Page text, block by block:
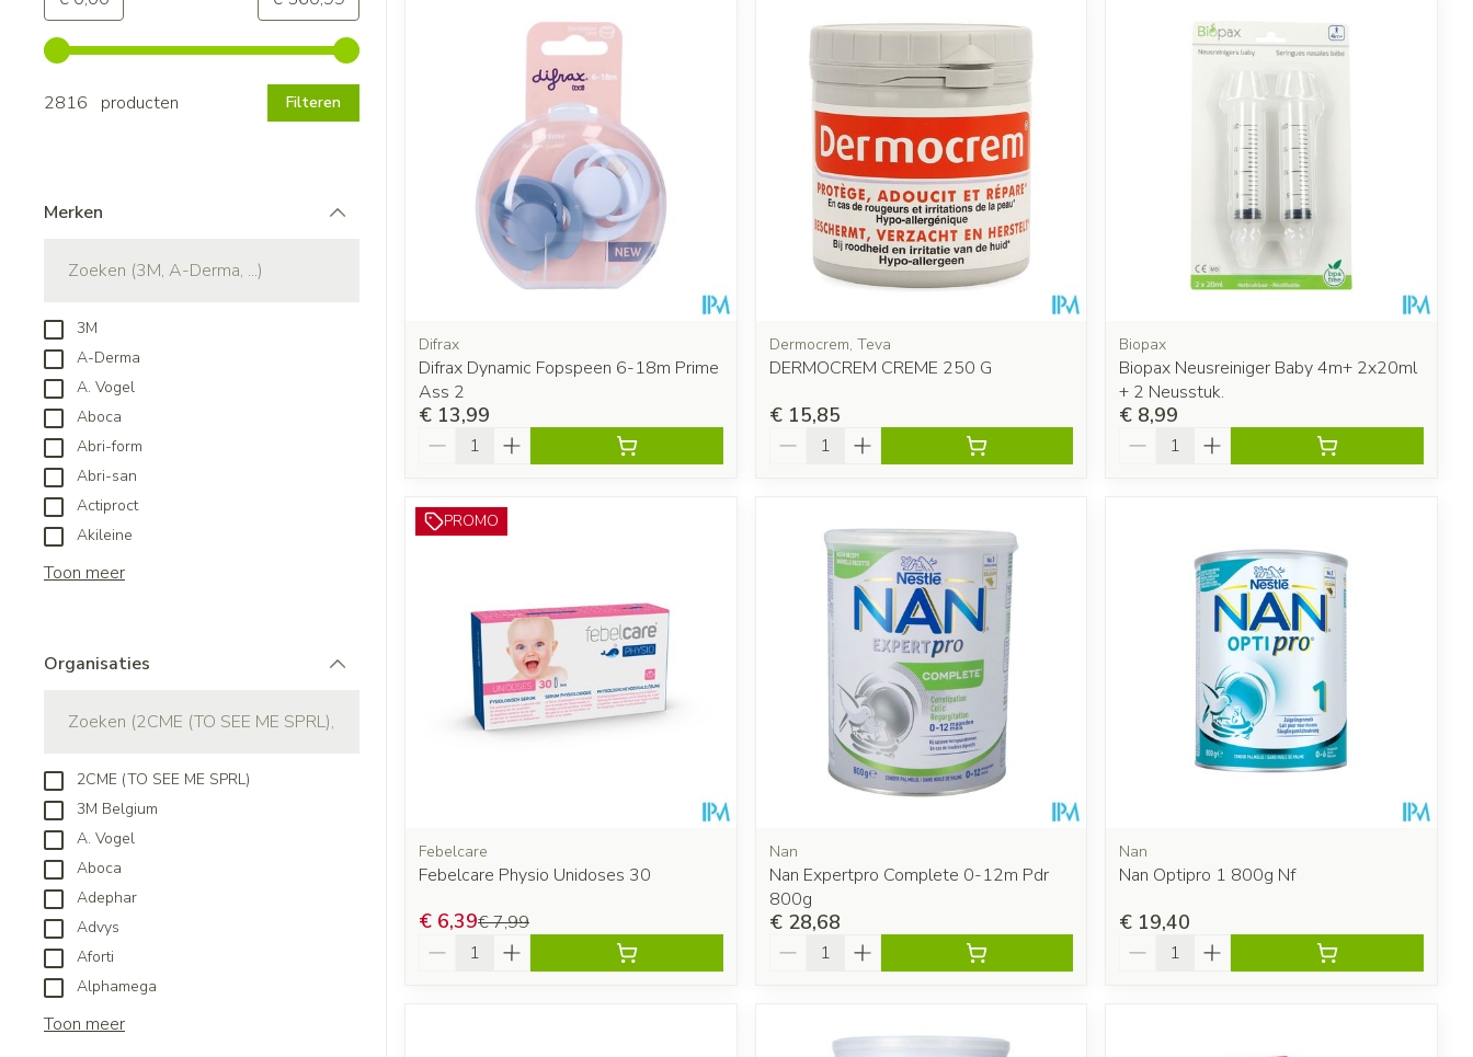
Gebruik de pijltjestoetsen links en rechts om de minimale en maximale prijswaarden aan te passen.
2816 producten
Filteren
Merken
3M
A-Derma
A. Vogel
Aboca
Abri-form
Abri-san
Actiproct
Akileine
Toon meer
Organisaties
2CME (TO SEE ME SPRL)
3M Belgium
A. Vogel
Aboca
Adephar
Advys
Aforti
Alphamega
Toon meer
Difrax
Difrax Dynamic Fopspeen 6-18m Prime
Ass 2
€ 13,99
Aantal
Dermocrem, Teva
DERMOCREM CREME 250 G
€ 15,85
Aantal
Biopax
Biopax Neusreiniger Baby 4m+ 2x20ml
+ 2 Neusstuk.
€ 8,99
Aantal
PROMO
Febelcare
Febelcare Physio Unidoses 30
€ 7,99
€ 6,39
Aantal
Nan
Nan Expertpro Complete 0-12m Pdr
800g
€ 28,68
Aantal
Nan
Nan Optipro 1 800g Nf
€ 19,40
Aantal